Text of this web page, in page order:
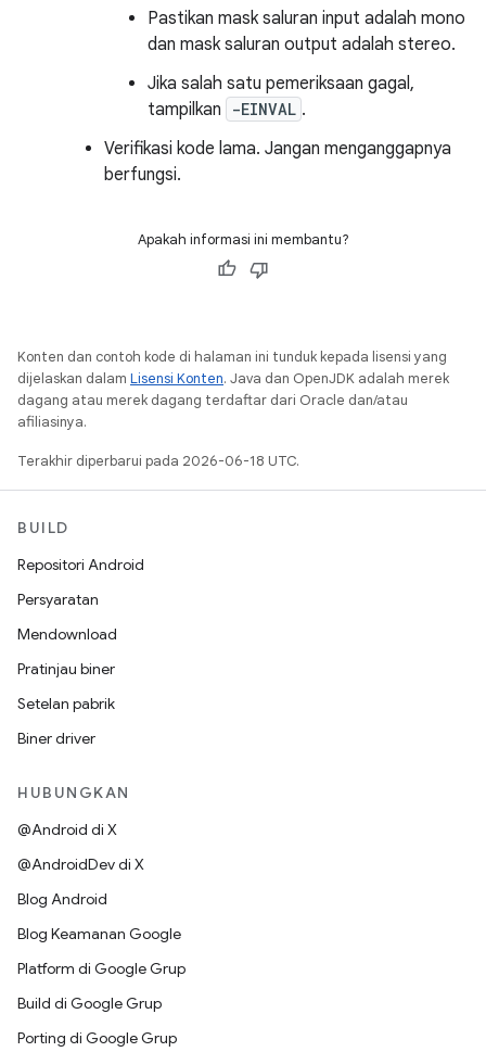
Pastikan mask saluran input adalah mono
dan mask saluran output adalah stereo.
Jika salah satu pemeriksaan gagal,
tampilkan
-EINVAL .
Verifikasi kode lama. Jangan menganggapnya
berfungsi.
Apakah informasi ini membantu?
Konten dan contoh kode di halaman ini tunduk kepada lisensi yang
dijelaskan dalam Lisensi Konten. Java dan OpenJDK adalah merek
dagang atau merek dagang terdaftar dari Oracle dan/atau
afiliasinya.
Terakhir diperbarui pada 2026-06-18 UTC.
BUILD
Repositori Android
Persyaratan
Mendownload
Pratinjau biner
Setelan pabrik
Biner driver
HUBUNGKAN
@Android di X
@AndroidDev di X
Blog Android
Blog Keamanan Google
Platform di Google Grup
Build di Google Grup
Porting di Google Grup